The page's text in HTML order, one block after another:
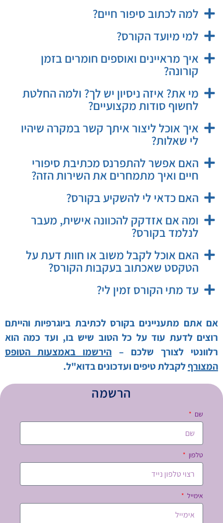
למה לכתוב סיפור חיים?
למי מיועד הקורס?
איך מראיינים ואוספים חומרים בזמן
קורונה?
מי את? איזה ניסיון יש לך? ולמה החלטת
לחשוף סודות מקצועיים?
איך אוכל ליצור איתך קשר במקרה שיהיו
לי שאלות?
האם אפשר להתפרנס מכתיבת סיפורי
חיים ואיך מתמחרים את השירות הזה?
האם כדאי לי להשקיע בקורס?
ומה אם אזדקק להכוונה אישית, מעבר
לנלמד בקורס?
האם אוכל לקבל משוב או חוות דעת על
הטקסט שאכתוב בעקבות הקורס?
עד מתי הקורס זמין לי?
אם אתם מתעניינים בקורס לכתיבת ביוגרפיות והייתם
רוצים לדעת עוד על כל הטוב שיש בו, ועד כמה הוא
רלוונטי לצורך שלכם – הירשמו באמצעות הטופס
המצורףלקבלת טיפים ועדכונים בדוא"ל.
הרשמה
שם
טלפון
אימייל